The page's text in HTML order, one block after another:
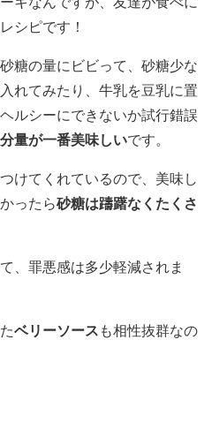
シピです！
糖の量にビビって、砂糖少な
れてみたり、牛乳を豆乳に置
ルシーにできないか試行錯誤
量が一番美味しいです。
けてくれているので、美味し
ったら砂糖は躊躇なくたくさ
、罪悪感は多少軽減されま
ベリーソースも相性抜群なの